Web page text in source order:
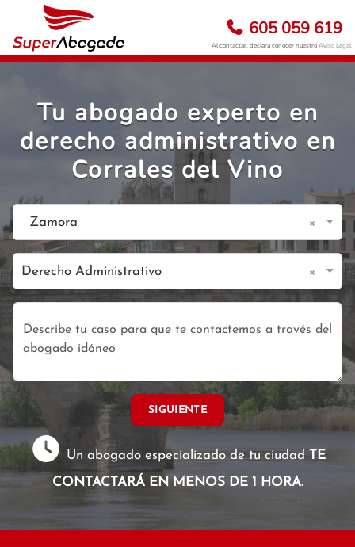
605 059 619
Al contactar, declara conocer nuestroAviso Legal
Tu abogado experto en
derecho administrativo en
Corrales del Vino
Zamora ×
Derecho Administrativo ×
SIGUIENTE
Un abogado especializado de tu ciudadTE
CONTACTARÁ EN MENOS DE 1 HORA.